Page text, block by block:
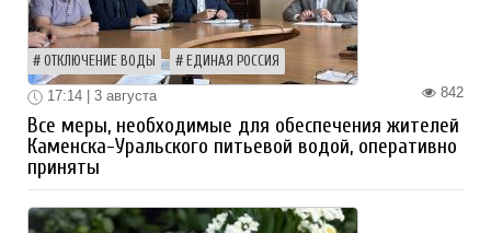
ОТКЛЮЧЕНИЕ ВОДЫ ЕДИНАЯ РОССИЯ
842
17:14 | 3 августа
Все меры, необходимые для обеспечения жителей
Каменска-Уральского питьевой водой, оперативно
приняты